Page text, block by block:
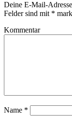
Deine E-Mail-
Felder sind mit *
Kommentar
Name *